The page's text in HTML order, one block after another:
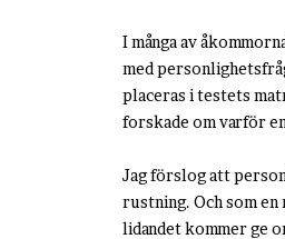
I många av
med
placeras i testets
forskade om varför
Jag förslog att
rustning. Och som
lidandet kommer ge